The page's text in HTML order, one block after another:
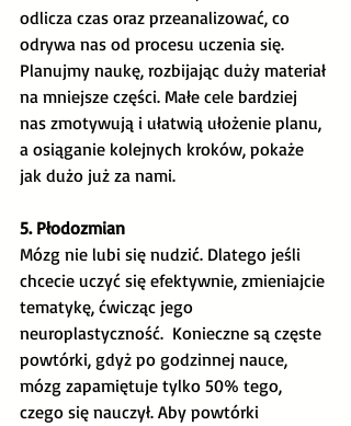
odlicza czas oraz przeanalizować, co
odrywa nas od procesu uczenia się.
Planujmy naukę, rozbijając duży materiał
na mniejsze części. Małe cele bardziej
nas zmotywują i ułatwią ułożenie planu,
a osiąganie kolejnych kroków, pokaże
jak dużo już za nami.
5. Płodozmian
Mózg nie lubi się nudzić. Dlatego jeśli
chcecie uczyć się efektywnie, zmieniajcie
tematykę, ćwicząc jego
neuroplastyczność.  Konieczne są częste
powtórki, gdyż po godzinnej nauce,
mózg zapamiętuje tylko 50% tego,
czego się nauczył. Aby powtórki